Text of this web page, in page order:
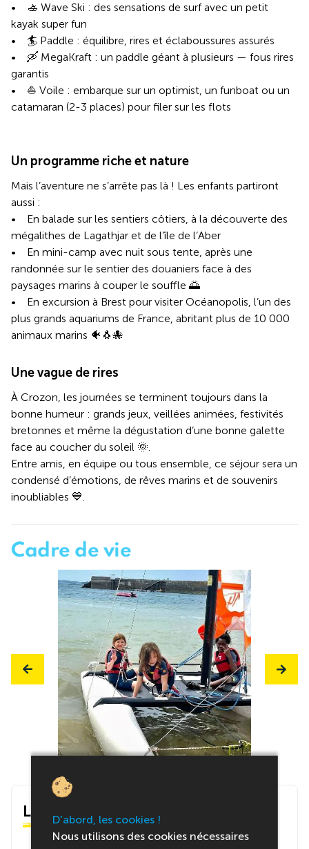
• 🚣 Wave Ski : des sensations de surf avec un petit
kayak super fun
• 🏄 Paddle : équilibre, rires et éclaboussures assurés
• 🛶 MegaKraft : un paddle géant à plusieurs — fous rires
garantis
• ⛵ Voile : embarque sur un optimist, un funboat ou un
catamaran (2-3 places) pour filer sur les flots
Un programme riche et nature
Mais l’aventure ne s’arrête pas là ! Les enfants partiront
aussi :
• En balade sur les sentiers côtiers, à la découverte des
mégalithes de Lagathjar et de l’île de l’Aber
• En mini-camp avec nuit sous tente, après une
randonnée sur le sentier des douaniers face à des
paysages marins à couper le souffle 🌅
• En excursion à Brest pour visiter Océanopolis, l’un des
plus grands aquariums de France, abritant plus de 10 000
animaux marins 🐠🐧🐙
Une vague de rires
À Crozon, les journées se terminent toujours dans la
bonne humeur : grands jeux, veillées animées, festivités
bretonnes et même la dégustation d’une bonne galette
face au coucher du soleil 🌞.
Entre amis, en équipe ou tous ensemble, ce séjour sera un
condensé d’émotions, de rêves marins et de souvenirs
inoubliables 💙.
Cadre de vie
Le centre
D'abord, les cookies !
Nous utilisons des cookies nécessaires